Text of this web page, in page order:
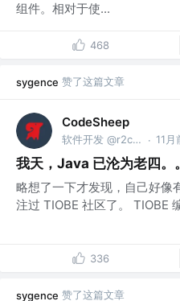
组件。相对于使...
468
sygence 赞了这篇文章
CodeSheep
软件开发 @r2coding.com · 11月
我天，Java 已沦为老四。。
略想了一下才发现，自己好像
注过 TIOBE 社区了。 TIOBE
336
sygence 赞了这篇文章